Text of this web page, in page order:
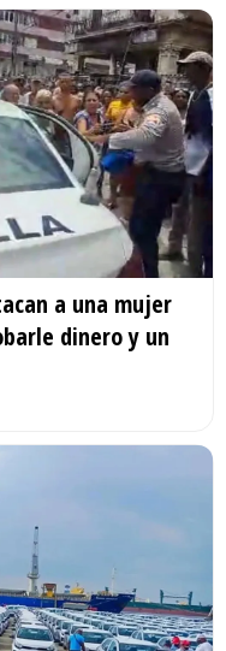
a una mujer
dinero y un